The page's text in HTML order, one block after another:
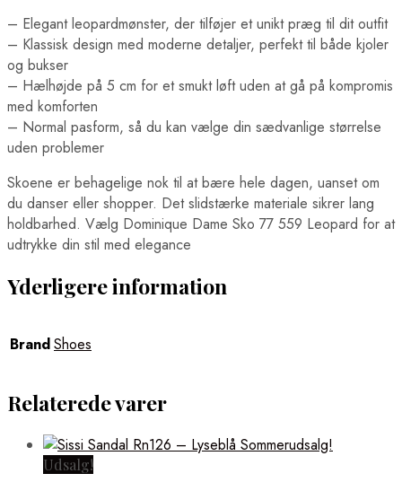
– Elegant leopardmønster, der tilføjer et unikt præg til dit outfit
– Klassisk design med moderne detaljer, perfekt til både kjoler
og bukser
– Hælhøjde på 5 cm for et smukt løft uden at gå på kompromis
med komforten
– Normal pasform, så du kan vælge din sædvanlige størrelse
uden problemer
Skoene er behagelige nok til at bære hele dagen, uanset om
du danser eller shopper. Det slidstærke materiale sikrer lang
holdbarhed. Vælg Dominique Dame Sko 77 559 Leopard for at
udtrykke din stil med elegance
Yderligere information
BrandShoes
Relaterede varer
Udsalg!